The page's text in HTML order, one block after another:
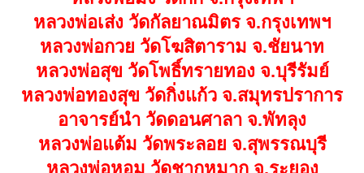
บูชาราคาในตลาดพระหลักหลายๆพัน
บาทค่ะ
***บูชาราคาพิเศษเพียง 950 บาท***
(จัดส่งฟรีค่ะ)
รายการร่วมบุญพระภิกษุอาพาธ ทุก
วันพระค่ะ
หลวงพ่อเส่ง วัดกัลยาณมิตร จ.กรุงเทพฯ
หลวงพ่อกวย วัดโฆสิตาราม จ.ชัยนาท
หลวงพ่อสุข วัดโพธิ์ทรายทอง จ.บุรีรัมย์
หลวงพ่อทองสุข วัดกิ่งแก้ว จ.สมุทรปราการ
อาจารย์นำ วัดดอนศาลา จ.พัทลุง
หลวงพ่อแต้ม วัดพระลอย จ.สุพรรณบุรี
หลวงพ่อหอม วัดชากหมาก จ.ระยอง